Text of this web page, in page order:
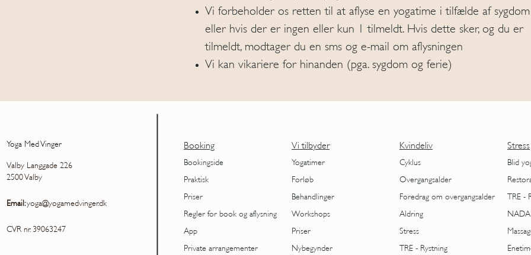
Vi forbeholder os retten til at aflyse en yogatime i tilfælde af sygdom
eller hvis der er ingen eller kun 1 tilmeldt. Hvis dette sker, og du er
tilmeldt, modtager du en sms og e-mail om aflysningen
Vi kan vikariere for hinanden (pga. sygdom og ferie)
Yoga Med Vinger
Valby Langgade 226
2500 Valby
Email:yoga@yogamedvinger.dk
CVR nr. 39063247
Booking
Bookingside
Praktisk
Priser
Regler for book og aflysning
App
Private arrangementer
Vi tilbyder
Yogatimer
Forløb
Behandlinger
Workshops
Priser
Nybegynder
Kvindeliv
Cyklus
Overgangsalder
Foredrag om overgangsalder
Aldring
Stress
TRE - Rystning
Stress
Blid
TRE -
NADA